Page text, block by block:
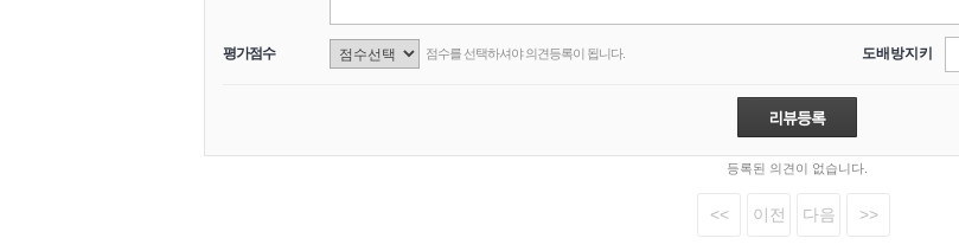
평가점수 점수를 선택하셔야 의견등록이 됩니다. 도배방지키
등록된 의견이 없습니다.
<< 이전 다음 >>